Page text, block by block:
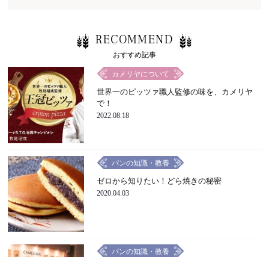
RECOMMEND
おすすめ記事
カメリヤについて
世界一のピッツァ職人監修の味を、カメリヤ
で！
2022.08.18
パンの知識・教養
ゼロから知りたい！どら焼きの秘密
2020.04.03
パンの知識・教養